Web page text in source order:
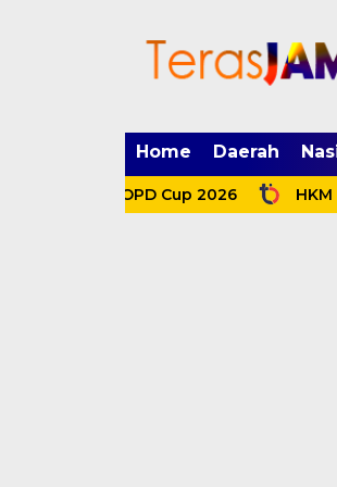
Home Daerah
di OPD Cup 2026 HKM dan